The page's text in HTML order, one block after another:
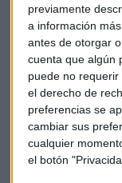
previamente
a información
antes de otorgar
cuenta que algún
puede no
el derecho de
preferencias se
cambiar sus
cualquier
el botón
Según la CNMC,
incremento del
7 euros/MWh.
circunstancias en
traducido en un
conjunto de la
Hecho Probado